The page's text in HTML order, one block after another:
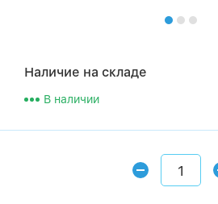
Наличие на складе
В наличии